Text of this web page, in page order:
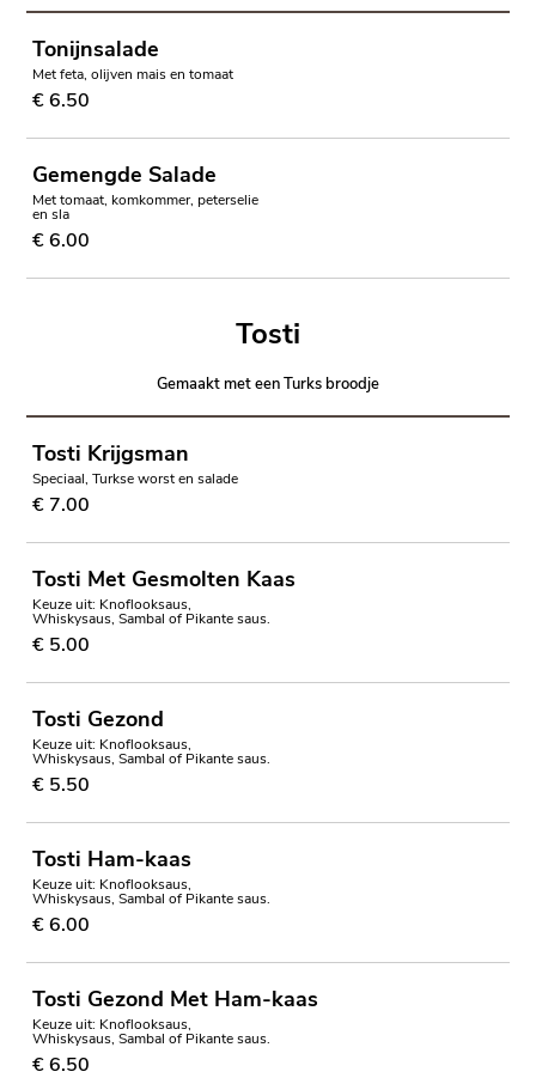
Tonijnsalade
Met feta, olijven mais en tomaat
€ 6.50
Gemengde Salade
Met tomaat, komkommer, peterselie
en sla
€ 6.00
Tosti
Gemaakt met een Turks broodje
Tosti Krijgsman
Speciaal, Turkse worst en salade
€ 7.00
Tosti Met Gesmolten Kaas
Keuze uit: Knoflooksaus,
Whiskysaus, Sambal of Pikante saus.
€ 5.00
Tosti Gezond
Keuze uit: Knoflooksaus,
Whiskysaus, Sambal of Pikante saus.
€ 5.50
Tosti Ham-kaas
Keuze uit: Knoflooksaus,
Whiskysaus, Sambal of Pikante saus.
€ 6.00
Tosti Gezond Met Ham-kaas
Keuze uit: Knoflooksaus,
Whiskysaus, Sambal of Pikante saus.
€ 6.50